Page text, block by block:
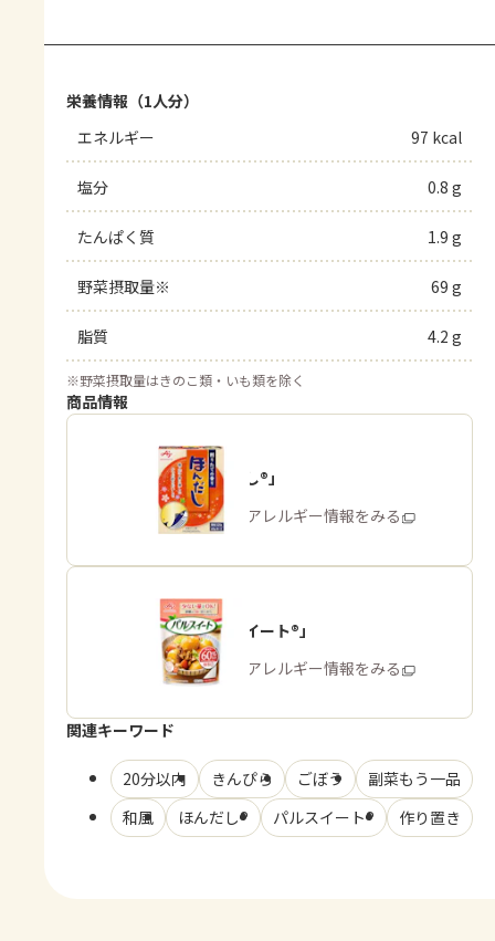
栄養情報（1人分）
エネルギー
97 kcal
塩分 0.8 g
たんぱく質 1.9 g
野菜摂取量※ 69 g
脂質 4.2 g
※野菜摂取量はきのこ類・いも類を除く
商品情報
「ほんだし®」
商品・アレルギー情報をみる
「パルスイート®」
商品・アレルギー情報をみる
関連キーワード
20分以内 きんぴら ごぼう
副菜もう一品
和風
ほんだし® パルスイート® 作り置き